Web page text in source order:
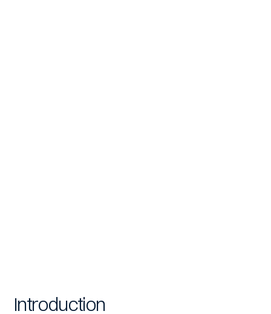
Introduction